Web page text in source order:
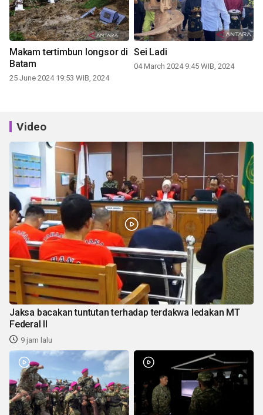
Makam tertimbun longsor di
Batam
25 June 2024 19:53 WIB, 2024
Sei Ladi
04 March 2024 9:45 WIB, 2024
Video
Jaksa bacakan tuntutan terhadap terdakwa ledakan MT
Federal II
9 jam lalu